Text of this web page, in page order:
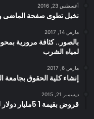
أغسطس 23, 2016
نخيل تطوى صفحة الماضى
مارس 14, 2017
بالصور.. كثافة مرورية
لمياه الشرب
مارس 6, 2017
إنشاء كلية الحقوق بجامعة
ديسمبر 21, 2015
قروض بقيمة 1 5مليار دولار لتنمية سيناء